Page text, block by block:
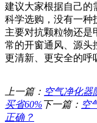
建议大家根据自己的
科学选购，没有一种
主要对抗颗粒物还是
常的开窗通风、源头
更清新、更安全的呼
上一篇： 空气净化器
买省60%下一篇： 空
正确？